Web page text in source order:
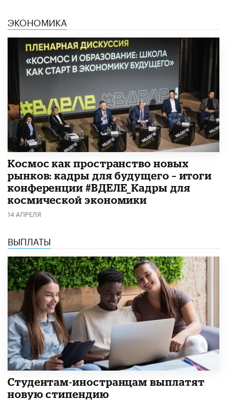
ЭКОНОМИКА
Космос как пространство новых
рынков: кадры для будущего – итоги
конференции #ВДЕЛЕ_Кадры для
космической экономики
14 АПРЕЛЯ
ВЫПЛАТЫ
Студентам-иностранцам выплатят
новую стипендию